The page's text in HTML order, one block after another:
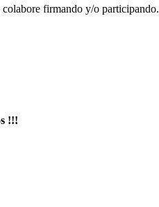
colabore firmando y/o participando.
!!!